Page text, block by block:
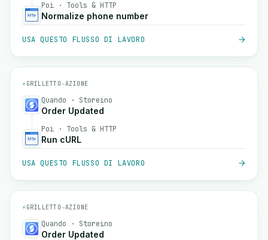
Poi · Tools & HTTP
Normalize phone number
USA QUESTO FLUSSO DI LAVORO
⚡ GRILLETTO→AZIONE
Quando · Storeino
Order Updated
Poi · Tools & HTTP
Run cURL
USA QUESTO FLUSSO DI LAVORO
⚡ GRILLETTO→AZIONE
Quando · Storeino
Order Updated